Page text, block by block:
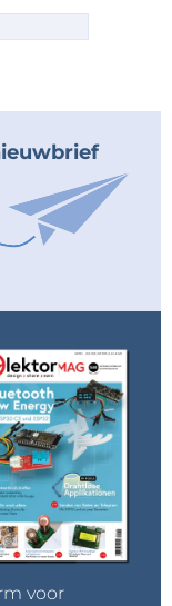
voor